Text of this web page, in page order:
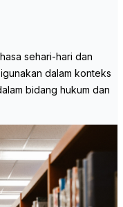
sehari-hari dan
dalam konteks
bidang hukum dan